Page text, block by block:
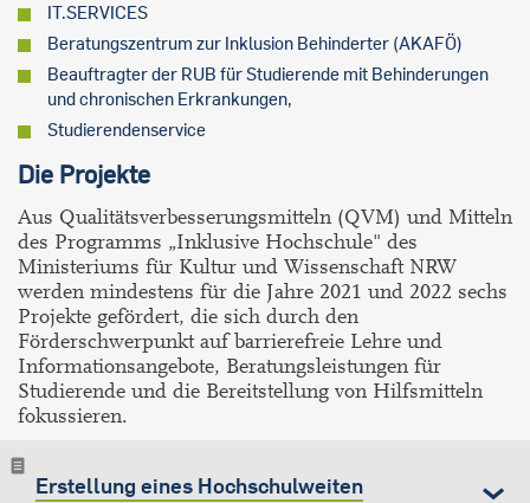
IT.SERVICES
Beratungszentrum zur Inklusion Behinderter (AKAFÖ)
Beauftragter der RUB für Studierende mit Behinderungen
und chronischen Erkrankungen,
Studierendenservice
Die Projekte
Aus Qualitätsverbesserungsmitteln (QVM) und Mitteln
des Programms „Inklusive Hochschule" des
Ministeriums für Kultur und Wissenschaft NRW
werden mindestens für die Jahre 2021 und 2022 sechs
Projekte gefördert, die sich durch den
Förderschwerpunkt auf barrierefreie Lehre und
Informationsangebote, Beratungsleistungen für
Studierende und die Bereitstellung von Hilfsmitteln
fokussieren.
Erstellung eines Hochschulweiten